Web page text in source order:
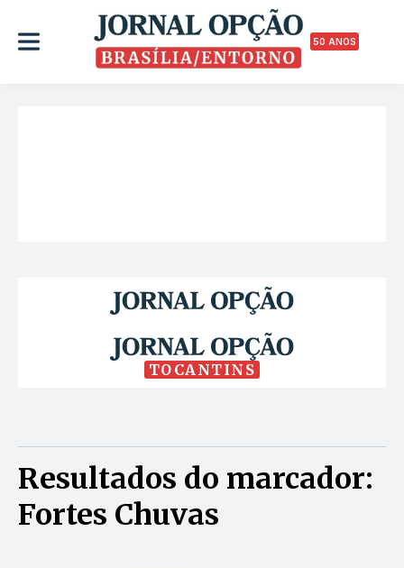
50 ANOS
TOCANTINS
Resultados do marcador:
Fortes Chuvas